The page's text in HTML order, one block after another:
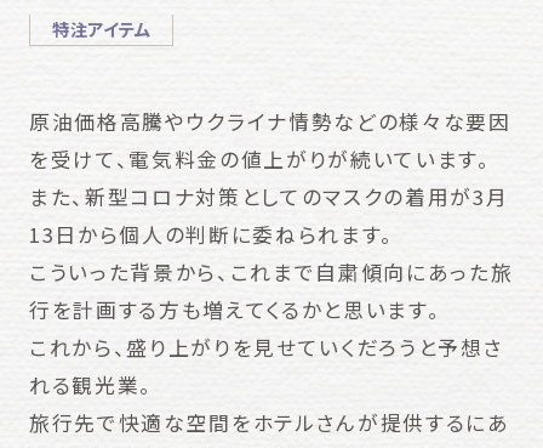
特注アイテム
原油価格高騰やウクライナ情勢などの様々な要因
を受けて、電気料金の値上がりが続いています。
また、新型コロナ対策としてのマスクの着用が3月
13日から個人の判断に委ねられます。
こういった背景から、これまで自粛傾向にあった旅
行を計画する方も増えてくるかと思います。
これから、盛り上がりを見せていくだろうと予想さ
れる観光業。
旅行先で快適な空間をホテルさんが提供するにあ